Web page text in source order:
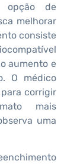
opção de
melhorar
consiste
aumento e
O médico
corrigir
mais
uma